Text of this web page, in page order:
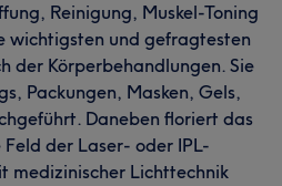
Reinigung, Muskel-Toning
wichtigsten und gefragtesten
der Körperbehandlungen. Sie
Packungen, Masken, Gels,
Daneben floriert das
der Laser- oder IPL-
medizinischer Lichttechnik